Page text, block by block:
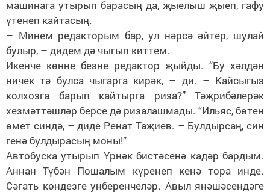
машинага утырып барасың да, җыелыш җыеп, гафу
үтенеп кайтасың.
– Минем редакторым бар, ул нәрсә әйтер, шулай
булыр, – дидем дә чыгып киттем.
Икенче көнне безне редактор җыйды. “Бу хәлдән
ничек тә булса чыгарга кирәк, – ди. – Кайсыгыз
колхозга барып кайтырга риза?” Тәҗрибәлерәк
хезмәттәшләр берсе дә ризалашмады. “Ильяс, бөтен
өмет синдә, – диде Ренат Таҗиев. – Булдырсаң, син
генә булдырасың моны!”
Автобуска утырып Үрнәк бистәсенә кадәр бардым.
Аннан Түбән Пошалым күренеп кенә тора инде.
Сәгать көндезге унберенчеләр. Авыл янәшәсендәге